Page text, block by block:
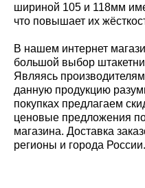
шириной 105 и 118мм
что повышает их
В нашем интернет
большой выбор
Являясь
данную продукцию
покупках предлагаем
ценовые предложения
магазина. Доставка
регионы и города России.